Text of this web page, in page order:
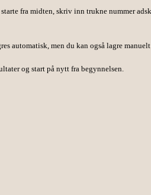
starte fra midten, skriv inn trukne nummer
automatisk, men du kan også lagre
og start på nytt fra begynnelsen.